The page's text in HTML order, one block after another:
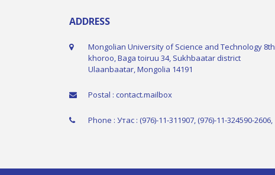
ADDRESS
Mongolian University of Science and Technology 8th
khoroo, Baga toiruu 34, Sukhbaatar district
Ulaanbaatar, Mongolia 14191
Postal : contact.mailbox
Phone : Утас : (976)-11-311907, (976)-11-324590-2606,